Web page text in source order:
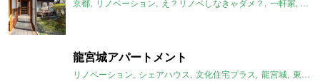
京都 リノベーション え？リノベしなきゃダメ？ 一軒家 古
龍宮城アパートメント
リノベーション シェアハウス 文化住宅プラス 龍宮城 東京